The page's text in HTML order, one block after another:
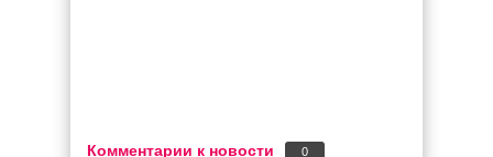
Комментарии к новости 0